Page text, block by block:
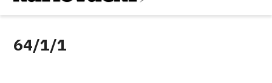
64/1/1